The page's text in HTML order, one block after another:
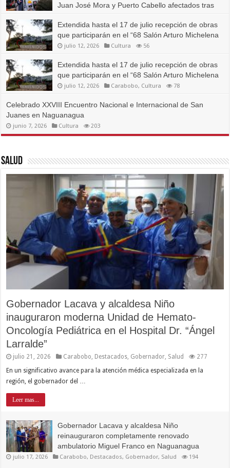
Juan José Mora y Puerto Cabello afectados tras
julio 23, 2026 Carabobo, Carabobo Sostenible,Cultura 351
Extendida hasta el 17 de julio recepción de obras
que participarán en el “68 Salón Arturo Michelena
julio 12, 2026 Cultura 56
Extendida hasta el 17 de julio recepción de obras
que participarán en el “68 Salón Arturo Michelena
julio 12, 2026 Carabobo, Cultura 78
Celebrado XXVIII Encuentro Nacional e Internacional de San
Juanes en Naguanagua
junio 7, 2026 Cultura 203
Salud
Gobernador Lacava y alcaldesa Niño
inauguraron moderna Unidad de Hemato-
Oncología Pediátrica en el Hospital Dr. “Ángel
Larralde”
julio 21, 2026 Carabobo, Destacados, Gobernador, Salud
277
En un significativo avance para la atención médica especializada en la
región, el gobernador del …
Leer mas...
Gobernador Lacava y alcaldesa Niño
reinauguraron completamente renovado
ambulatorio Miguel Franco en Naguanagua
julio 17, 2026 Carabobo, Destacados, Gobernador, Salud 194